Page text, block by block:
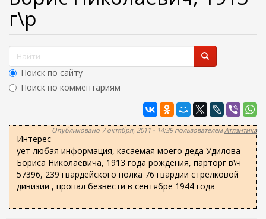
г\р
Ф
о
р
п
о
и
с
к
а
Поиск по сайту
Поиск по комментариям
Опубликовано 7 октября, 2011 - 14:39 пользователемАтлантика
Интерес
ует любая информация, касаемая моего деда Удилова
Бориса Николаевича, 1913 года рождения, парторг в\ч
57396, 239 гвардейского полка 76 гвардии стрелковой
дивизии , пропал безвести в сентябре 1944 года